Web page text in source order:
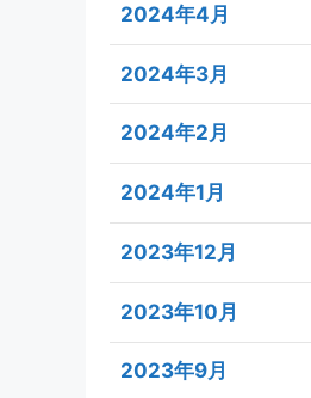
2024年4月
2024年3月
2024年2月
2024年1月
2023年12月
2023年10月
2023年9月